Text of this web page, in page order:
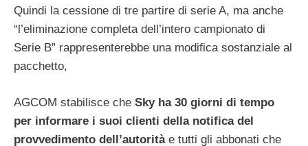
Quindi la cessione di tre partire di serie A, ma anche
“l’eliminazione completa dell’intero campionato di
Serie B” rappresenterebbe una modifica sostanziale al
pacchetto,
AGCOM stabilisce che Sky ha 30 giorni di tempo
per informare i suoi clienti della notifica del
provvedimento dell’autoritàe tutti gli abbonati che